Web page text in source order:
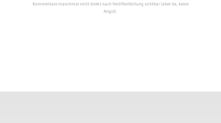
Kommentare manchmal nicht direkt nach Veröffentlichung sichtbar (aber da, keine
Angst).